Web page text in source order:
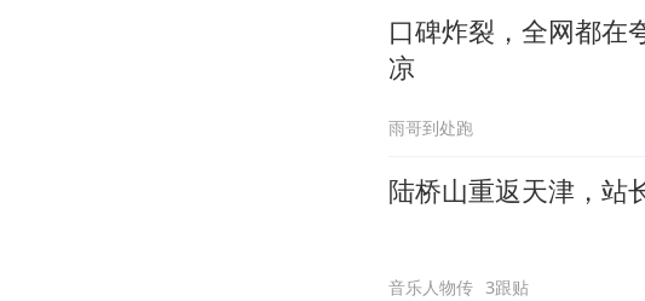
口碑炸裂，全网都在
凉
雨哥到处跑
陆桥山重返天津，站
音乐人物传 3跟贴